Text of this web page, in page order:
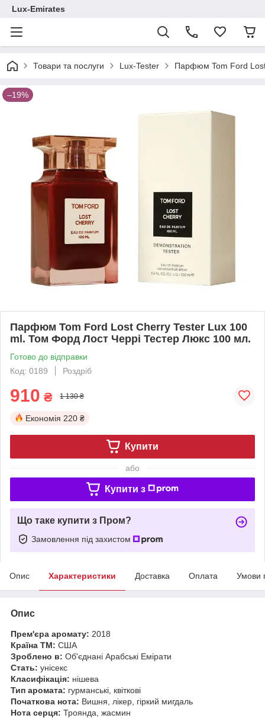
Lux-Emirates
Товари та послуги Lux-Tester Парфюм Tom Ford
–19%
Парфюм Tom Ford Lost Cherry Tester Lux 100
ml. Том Форд Лост Черрі Тестер Люкс 100 мл.
Готово до відправки
Код: 0189
Роздріб
910 ₴ 1 130 ₴
Економія 220 ₴
Купити
або
Купити з
Що таке купити з Пром?
Замовлення під захистом
Опис Характеристики Доставка Оплата Умови
Опис
Прем'єра аромату: 2018
Країна ТМ: США
Зроблено в: Об'єднані Арабські Емірати
Стать: унісекс
Класифікація: нішева
Тип аромата: гурманські, квіткові
Початкова нота: Вишня, лікер, гіркий мигдаль
Нота серця: Троянда, жасмин